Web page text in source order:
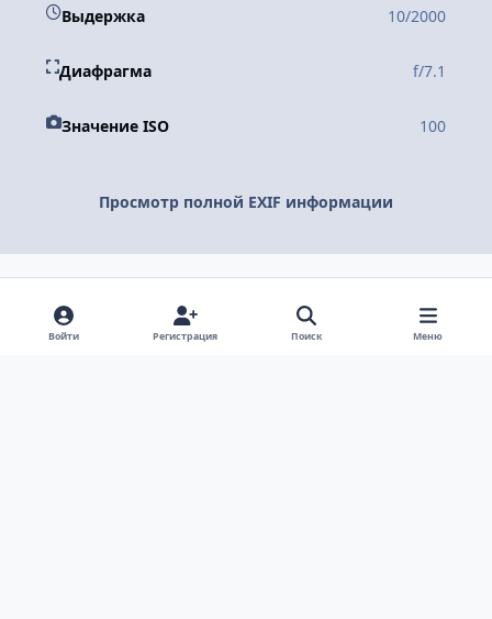
Выдержка 10/2000
Диафрагма f/7.1
Значение ISO 100
Просмотр полной EXIF информации
Войти Регистрация Поиск Меню